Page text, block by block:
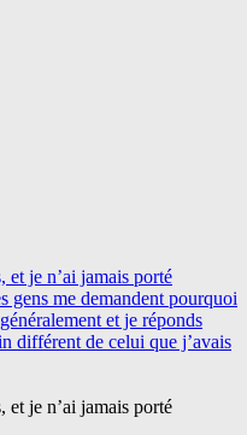
et je n’ai jamais porté
gens me demandent pourquoi
et je réponds
différent de celui que j’avais
et je n’ai jamais porté